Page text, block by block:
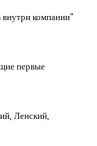
компании"
первые
Ленский,